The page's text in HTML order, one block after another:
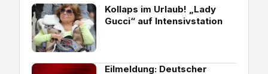
Kollaps im Urlaub! „Lady
Gucci“ auf Intensivstation
Eilmeldung: Deutscher